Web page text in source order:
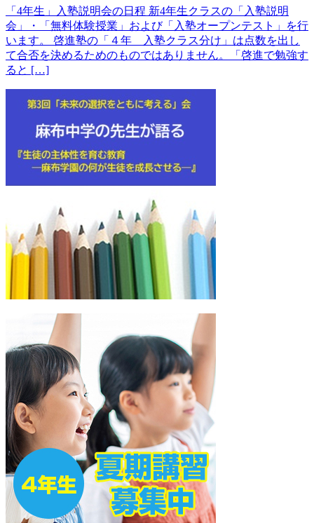
「4年生」入塾説明会の日程 新4年生クラスの「入塾説明
会」・「無料体験授業」および「入塾オープンテスト」を行
います。 啓進塾の「４年 入塾クラス分け」は点数を出し
て合否を決めるためのものではありません。「啓進で勉強す
ると […]